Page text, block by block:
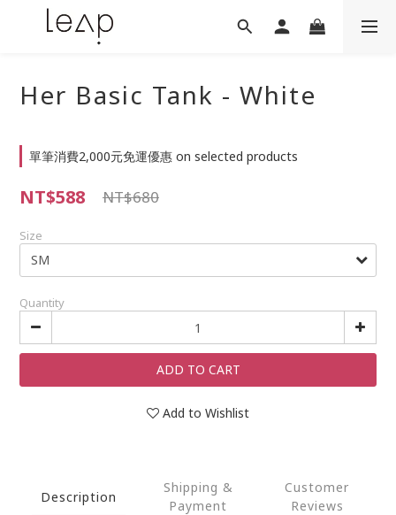
Her Basic Tank - White
單筆消費2,000元免運優惠 on selected products
NT$588 NT$680
Size
Quantity
ADD TO CART
Add to Wishlist
Description
Shipping &
Payment
Customer
Reviews